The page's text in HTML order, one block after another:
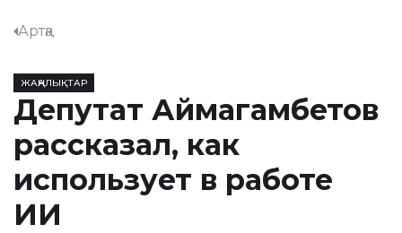
Артқа
ЖАҢАЛЫҚТАР
Депутат Аймагамбетов
рассказал, как
использует в работе
ИИ